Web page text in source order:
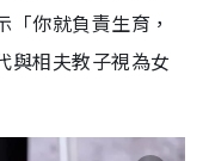
你就負責生育，
與相夫教子視為女